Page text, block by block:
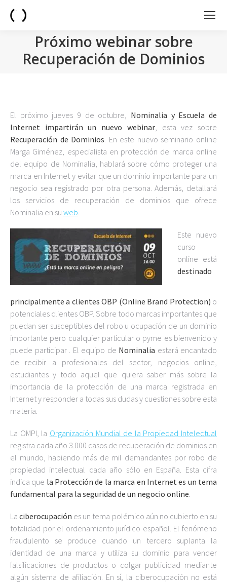
Próximo webinar sobre
Recuperación de Dominios
El próximo jueves 9 de octubre, Nominalia y Escuela de
Internet impartirán un nuevo webinar, esta vez sobre
Recuperación de Dominios. En este nuevo seminario online
Marga Giménez, especialista en protección de marca online
del equipo de Nominalia, hablará sobre cómo proteger una
marca en Internet y evitar que un dominio importante para un
negocio sea registrado por otra persona. Además, detallará
los servicios de recuperación de dominios que ofrece
Nominalia en su web.
Este nuevo
curso
online está
destinado
principalmente a clientes OBP (Online Brand Protection) o
potenciales clientes OBP. Sobre todo marcas importantes que
puedan ser susceptibles del robo u ocupación de un dominio
importante pero cualquier particular o pyme es bienvenido y
puede participar . El equipo de Nominalia estará encantado
de recibir a profesionales del sector, negocios online,
estudiantes y todo aquel que quiera saber más sobre la
importancia de la protección de una marca registrada en
Internet y responder a todas sus dudas y cuestiones sobre esta
materia.
La OMPI, la Organización Mundial de la Propiedad Intelectual
registra cada año 3.000 casos de recuperación de dominios en
el mundo, habiendo más de mil demandantes por robo de
propiedad intelectual cada año sólo en España. Esta cifra
indica que la Protección de la marca en Internet es un tema
fundamental para la seguridad de un negocio online.
Laciberocupación es un tema polémico aún no cubierto en su
totalidad por el ordenamiento jurídico español. El fenómeno
fraudulento se produce cuando un tercero suplanta la
identidad de una marca y utiliza su dominio para vender
falsificaciones de productos o colgar publicidad mediante
algún sistema de afiliación. En sí, la ciberocupación no está